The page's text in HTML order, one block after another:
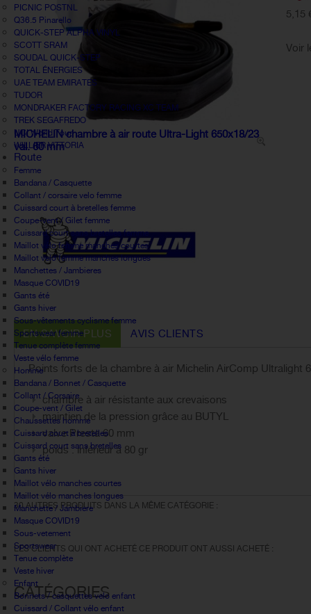
PICNIC POSTNL
Q36.5 Pinarello
QUICK-STEP ALPHA VINYL
SCOTT SRAM
SOUDAL QUICK-STEP
TOTAL ÉNERGIES
UAE TEAM EMIRATES
TUDOR
MONDRAKER FACTORY RACING XC TEAM
TREK SEGAFREDO
UCI World Tour
WILLIER VITTORIA
Route
Femme
Bandana / Casquette
Collant / corsaire velo femme
Cuissard court à bretelles femme
Coupe-vent / Gilet femme
Cuissard court sans bretelles femme
Maillot vélo femme manches courtes
Maillot velo femme manches longues
Manchettes / Jambieres
Masque COVID19
Gants été
Gants hiver
Sous-vêtements cyclisme femme
Sportswear femme
Tenue complète femme
Veste vélo femme
Homme
Bandana / Bonnet / Casquette
Collant / Corsaire
Coupe-vent / Gilet
Chaussettes homme
Cuissard court à bretelles
Cuissard court sans bretelles
Gants été
Gants hiver
Maillot vélo manches courtes
Maillot vélo manches longues
Manchette / Jambiere
Masque COVID19
Sous-vetement
Sportswear
Tenue complète
Veste hiver
Enfant
Bonnets / casquettes velo enfant
Cuissard / Collant vélo enfant
MICHELIN chambre à air route Ultra-Light 650x18/23
val. 60 mm
5,15
Voir
EN SAVOIR PLUS AVIS CLIENTS
Points forts de la chambre à air Michelin AirComp Ultralight
chambre à air résistante aux crevaisons
maintien de la pression grâce au BUTYL
valve Presta 60 mm
poids : inférieur à 80 gr
30 AUTRES PRODUITS DANS LA MÊME CATÉGORIE :
LES CLIENTS QUI ONT ACHETÉ CE PRODUIT ONT AUSSI ACHETÉ :
CATÉGORIES